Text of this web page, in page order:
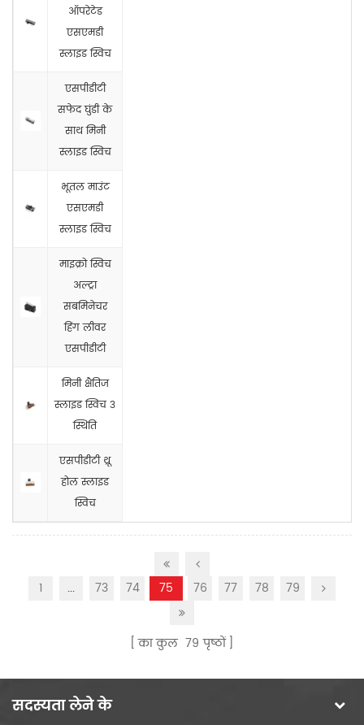
ऑपरेटेड
एसएमडी
स्लाइड स्विच
एसपीडीटी
सफेद घुंडी के
साथ मिनी
स्लाइड स्विच
भूतल माउंट
एसएमडी
स्लाइड स्विच
माइक्रो स्विच
अल्ट्रा
सबमिनेचर
हिंग लीवर
एसपीडीटी
मिनी क्षैतिज
स्लाइड स्विच 3
स्थिति
एसपीडीटी थ्रू
होल स्लाइड
स्विच
1 ... 73 74 75 76 77 78 79
का कुल 79 पृष्ठों
सदस्यता लेने के